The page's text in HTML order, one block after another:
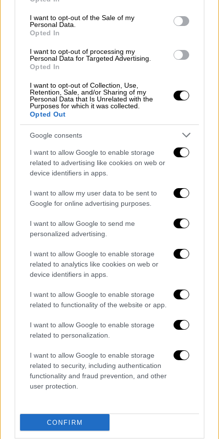
use your data for below specified purposes in below Google
consent section.
I want to opt-out of the Sale of my
Personal Data.
Opted In
I want to opt-out of processing my
Personal Data for Targeted Advertising.
Opted In
I want to opt-out of Collection, Use,
Retention, Sale, and/or Sharing of my
Personal Data that Is Unrelated with the
Purposes for which it was collected.
Opted Out
Google consents
I want to allow Google to enable storage
related to advertising like cookies on web or
device identifiers in apps.
I want to allow my user data to be sent to
Google for online advertising purposes.
I want to allow Google to send me
personalized advertising.
I want to allow Google to enable storage
related to analytics like cookies on web or
device identifiers in apps.
I want to allow Google to enable storage
related to functionality of the website or app.
I want to allow Google to enable storage
related to personalization.
I want to allow Google to enable storage
related to security, including authentication
functionality and fraud prevention, and other
user protection.
CONFIRM
το διαγνωστικό εγχειρίδιο των
επαγγελματιών
παράδειγμα, κάποιος ανησυχεί υπερβολικά
ότι θα προκαλέσει φωτιά αφήνοντας
αναμμένο το μάτι της κουζίνας, μπορεί να το
ελέγχει ξανά και ξανά για να βεβαιωθεί ότι
είναι κλειστό. Περίπου το 2,3% των
ενηλίκων στις ΗΠΑ εκτιμάται ότι θα
εμφανίσουν O.C.D.κάποια στιγμή στη ζωή
τους, σύμφωνα με το Εθνικό Ινστιτούτο
Ψυχικής Υγείας. Οιγυναίκες είναι πιο πιθανό
να διαγνωστούν από τους άνδρες.
Χρειάζεται περισσότερη έρευνα για να
κατανοηθεί καλύτερα η αιτιολογία της
διαταραχής, που θεωρείται πως έχει
παράγοντες.
Ποιοι είναι οι διαφορετικοί τύποι
O.C.D.;
Αν και όλοι όσοι έχουν τη διαταραχή
παρουσιάζουν εμμονές και καταναγκασμούς,
«το O.C.D. διαφέρει σχεδόν πάντα από
ασθενή σε ασθενή», λέει στους New York
Times ο Τζέρεμι Τάιλερ, συνεπικεφαλής της
Πενσυλβάνια. Οι ασθενείς μπορεί να
διαφέρουν ως προς το αν έχουν τικ
(ακούσιες, επαναλαμβανόμενες κινήσεις ή
δηλαδή πόσο συνειδητοποιούν ότι είναι
άρρωστοι, καθώς και στο πώς νιώθουν όταν